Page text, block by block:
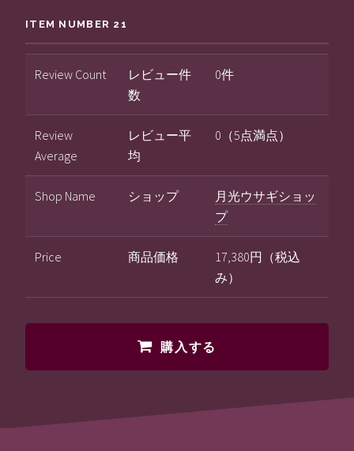
ITEM NUMBER 21
Review Count
レビュー件
数
0件
Review
Average
レビュー平
均
0（5点満点）
Shop Name ショップ
月光ウサギショッ
プ
Price 商品価格
17,380円（税込
み）
購入する